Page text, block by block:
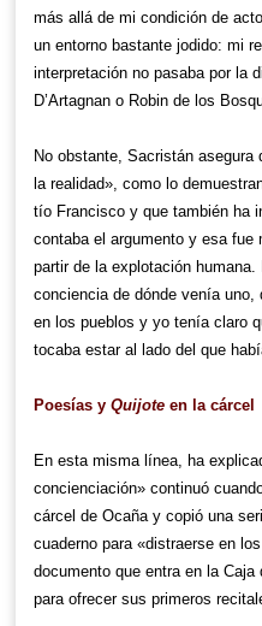
más allá de mi condición de
un entorno bastante jodido: mi
interpretación no pasaba por la
D’Artagnan o Robin de los
No obstante, Sacristán asegura
la realidad», como lo
tío Francisco y que también ha
contaba el argumento y esa
partir de la explotación
conciencia de dónde venía
en los pueblos y yo tenía claro
tocaba estar al lado del que
Poesías yQuijote en la cárcel
En esta misma línea, ha
concienciación» continuó
cárcel de Ocaña y copió una
cuaderno para «distraerse en
documento que entra en la
para ofrecer sus primeros